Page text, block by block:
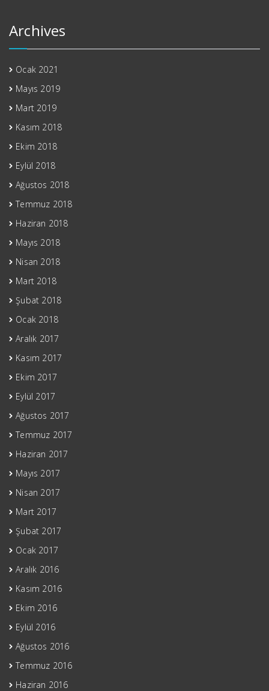
Archives
Ocak 2021
Mayıs 2019
Mart 2019
Kasım 2018
Ekim 2018
Eylül 2018
Ağustos 2018
Temmuz 2018
Haziran 2018
Mayıs 2018
Nisan 2018
Mart 2018
Şubat 2018
Ocak 2018
Aralık 2017
Kasım 2017
Ekim 2017
Eylül 2017
Ağustos 2017
Temmuz 2017
Haziran 2017
Mayıs 2017
Nisan 2017
Mart 2017
Şubat 2017
Ocak 2017
Aralık 2016
Kasım 2016
Ekim 2016
Eylül 2016
Ağustos 2016
Temmuz 2016
Haziran 2016